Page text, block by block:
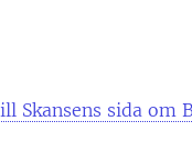
sida om